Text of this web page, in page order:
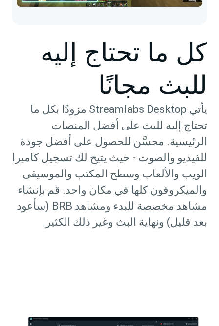
كل ما تحتاج إليه
للبث مجانًا
يأتي Streamlabs Desktop مزودًا بكل ما
تحتاج إليه للبث على أفضل المنصات
الرئيسية. محسَّن للحصول على أفضل جودة
للفيديو والصوت - حيث يتيح لك تسجيل كاميرا
الويب والألعاب وسطح المكتب والموسيقى
والميكروفون كلها في مكان واحد. قم بإنشاء
مشاهد مخصصة للبدء ومشاهد BRB (سأعود
بعد قليل) ونهاية البث وغير ذلك الكثير.